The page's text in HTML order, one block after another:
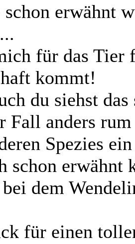
erwähnt
für das Tier
kommt!
du siehst
Fall anders
Spezies
schon erwähnt
dem
für einen